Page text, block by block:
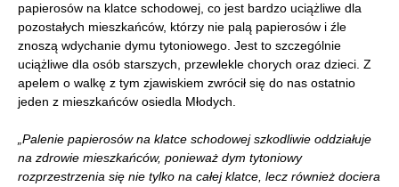
papierosów na klatce schodowej, co jest bardzo uciążliwe dla
pozostałych mieszkańców, którzy nie palą papierosów i źle
znoszą wdychanie dymu tytoniowego. Jest to szczególnie
uciążliwe dla osób starszych, przewlekle chorych oraz dzieci. Z
apelem o walkę z tym zjawiskiem zwrócił się do nas ostatnio
jeden z mieszkańców osiedla Młodych.
„Palenie papierosów na klatce schodowej szkodliwie oddziałuje
na zdrowie mieszkańców, ponieważ dym tytoniowy
rozprzestrzenia się nie tylko na całej klatce, lecz również dociera